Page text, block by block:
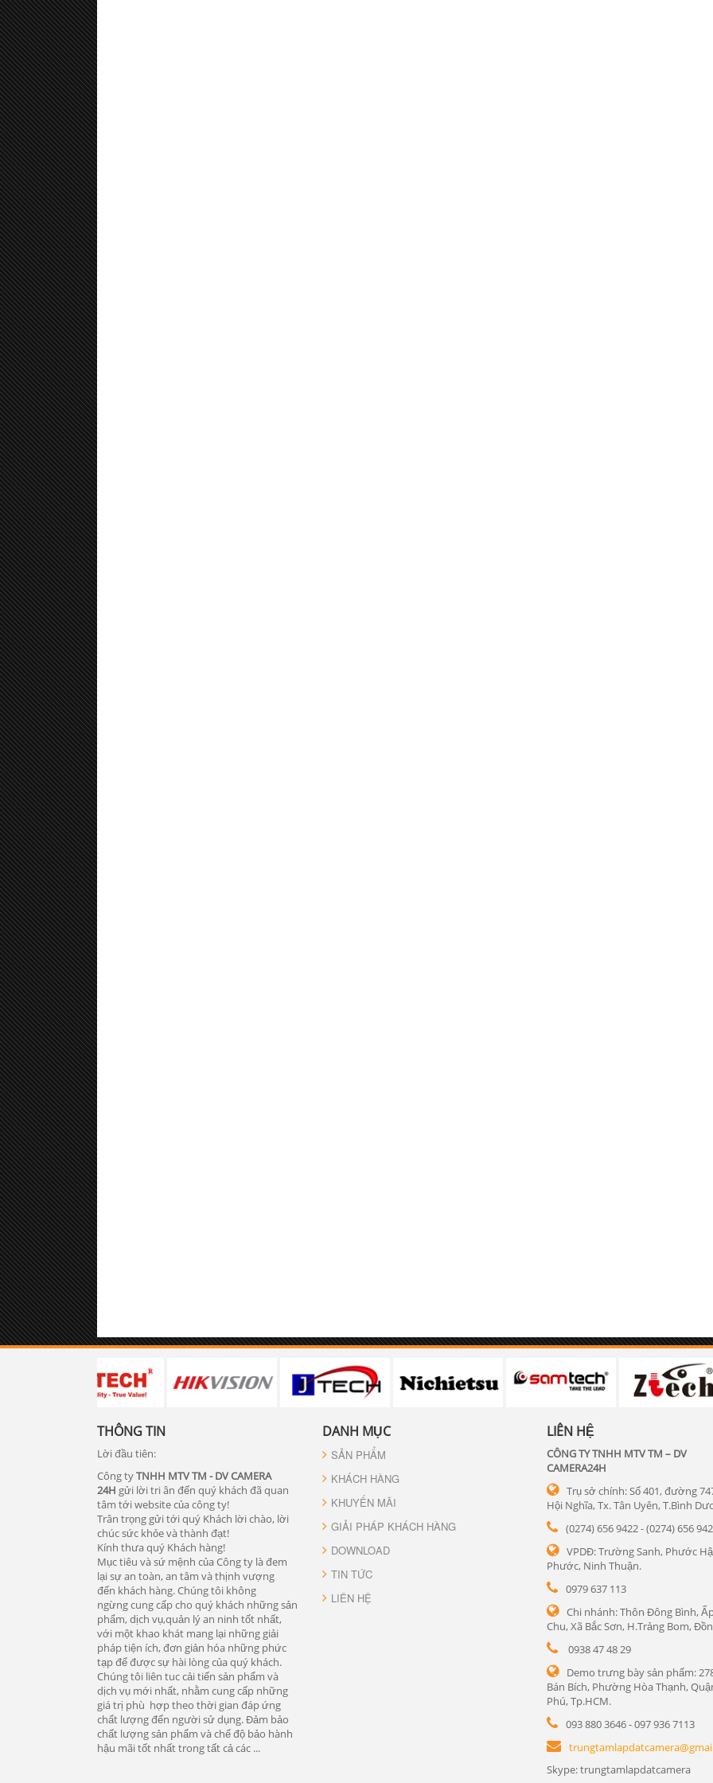
THÔNG TIN
Lời đầu tiên:
Công tyTNHH MTV TM - DV CAMERA
24H gửi lời tri ân đến quý khách đã quan
tâm tới website của công ty!
Trân trọng gửi tới quý Khách lời chào, lời
chúc sức khỏe và thành đạt!
Kính thưa quý Khách hàng!
Mục tiêu và sứ mệnh của Công ty là đem
lại sự an toàn, an tâm và thịnh vượng
đến khách hàng. Chúng tôi không
ngừng cung cấp cho quý khách những sản
phẩm, dịch vụ,quản lý an ninh tốt nhất,
với một khao khát mang lại những giải
pháp tiện ích, đơn giản hóa những phức
tạp để được sự hài lòng của quý khách.
Chúng tôi liên tuc cải tiến sản phẩm và
dịch vụ mới nhất, nhằm cung cấp những
giá trị phù hợp theo thời gian đáp ứng
chất lượng đến người sử dụng. Đảm bảo
chất lượng sản phẩm và chế độ bảo hành
hậu mãi tốt nhất trong tất cả các ...
DANH MỤC
SẢN PHẨM
KHÁCH HÀNG
KHUYẾN MÃI
GIẢI PHÁP KHÁCH HÀNG
DOWNLOAD
TIN TỨC
LIÊN HỆ
LIÊN HỆ
CÔNG TY TNHH MTV TM – DV
CAMERA24H
Trụ sở chính: Số 401, đường
Hội Nghĩa, Tx. Tân Uyên, T.Bình
(0274) 656 9422 - (0274) 656
VPDĐ: Trường Sanh, Phước
Phước, Ninh Thuận.
0979 637 113
Chi nhánh: Thôn Đông Bình,
Chu, Xã Bắc Sơn, H.Trảng Bom,
0938 47 48 29
Demo trưng bày sản phẩm:
Bán Bích, Phường Hòa Thạnh,
Phú, Tp.HCM.
093 880 3646 - 097 936 7113
Skype: trungtamlapdatcamera